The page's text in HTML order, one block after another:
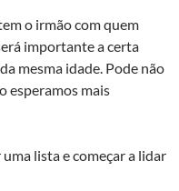
o irmão com quem
importante a certa
mesma idade. Pode não
esperamos mais
lista e começar a lidar